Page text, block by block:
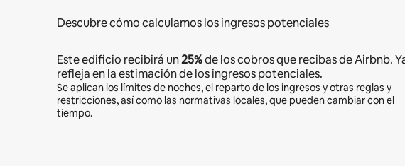
Descubre cómo calculamos los ingresos potenciales
Este edificio recibirá un25%de los cobros que recibas de Airbnb.
refleja en la estimación de los ingresos potenciales.
Se aplican los límites de noches, el reparto de los ingresos y otras reglas y
restricciones, así como las normativas locales, que pueden cambiar con el
tiempo.